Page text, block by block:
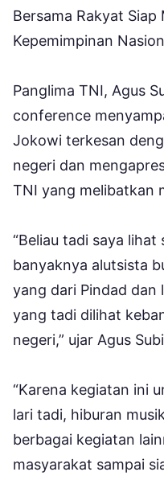
Bersama Rakyat Siap
Kepemimpinan
Panglima TNI, Agus
conference
Jokowi terkesan
negeri dan
TNI yang melibatkan
“Beliau tadi saya
banyaknya alutsista
yang dari Pindad dan
yang tadi dilihat
negeri,” ujar Agus
“Karena kegiatan ini
lari tadi, hiburan
berbagai kegiatan
masyarakat sampai